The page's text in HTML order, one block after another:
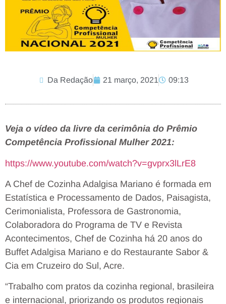
Da Redação 21 março, 2021 09:13
Veja o vídeo da livre da cerimônia do Prêmio
Competência Profissional Mulher 2021:
https://www.youtube.com/watch?v=gvprx3lLrE8
A Chef de Cozinha Adalgisa Mariano é formada em
Estatística e Processamento de Dados, Paisagista,
Cerimonialista, Professora de Gastronomia,
Colaboradora do Programa de TV e Revista
Acontecimentos, Chef de Cozinha há 20 anos do
Buffet Adalgisa Mariano e do Restaurante Sabor &
Cia em Cruzeiro do Sul, Acre.
“Trabalho com pratos da cozinha regional, brasileira
e internacional, priorizando os produtos regionais